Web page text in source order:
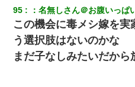
95 ：名無しさん＠お腹いっぱ
この機会に毒メシ嫁を
う選択肢はないのかな
まだ子なしみたいだか